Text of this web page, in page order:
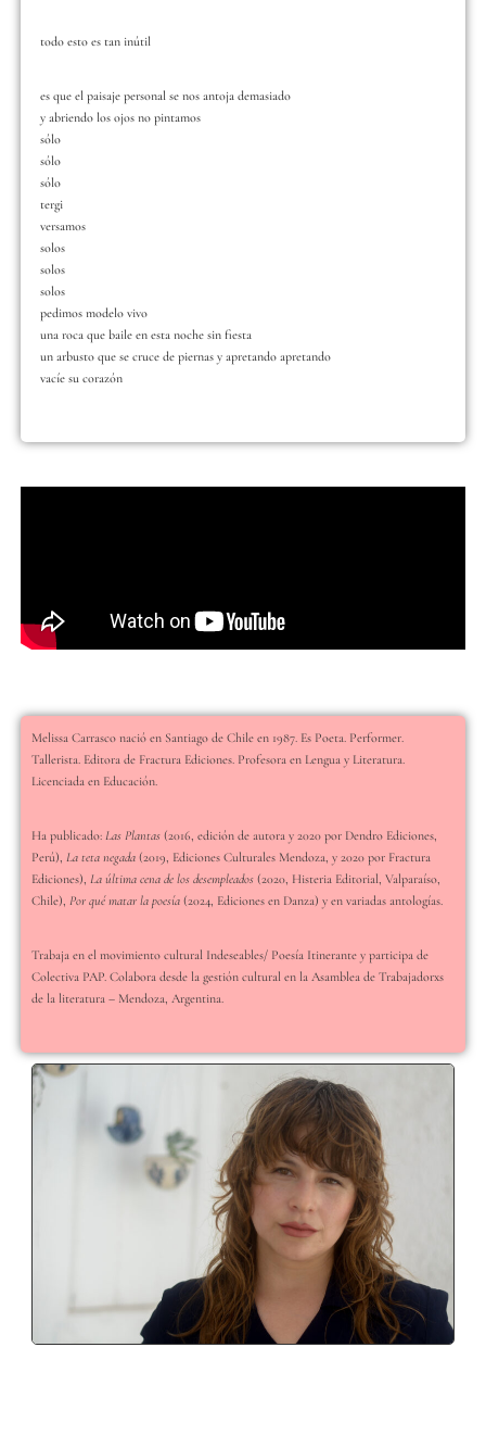
todo esto es tan inútil
es que el paisaje personal se nos antoja demasiado
y abriendo los ojos no pintamos
sólo
sólo
sólo
tergi
versamos
solos
solos
solos
pedimos modelo vivo
una roca que baile en esta noche sin fiesta
un arbusto que se cruce de piernas y apretando apretando
vacíe su corazón
Melissa Carrasco nació en Santiago de Chile en 1987. Es Poeta. Performer.
Tallerista. Editora de Fractura Ediciones. Profesora en Lengua y Literatura.
Licenciada en Educación.
Ha publicado: Las Plantas(2016, edición de autora y 2020 por Dendro Ediciones,
Perú), La teta negada(2019, Ediciones Culturales Mendoza, y 2020 por Fractura
Ediciones), La última cena de los desempleados(2020, Histeria Editorial, Valparaíso,
Chile), Por qué matar la poesía(2024, Ediciones en Danza) y en variadas antologías.
Trabaja en el movimiento cultural Indeseables/ Poesía Itinerante y participa de
Colectiva PAP. Colabora desde la gestión cultural en la Asamblea de Trabajadorxs
de la literatura – Mendoza, Argentina.